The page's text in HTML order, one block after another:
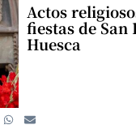
Actos
fiestas de San
Huesca